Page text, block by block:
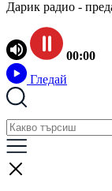
Дарик радио -
00:00
Гледай